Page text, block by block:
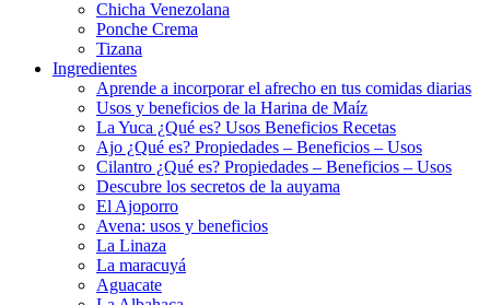
Chicha Venezolana
Ponche Crema
Tizana
Ingredientes
Aprende a incorporar el afrecho en tus comidas diarias
Usos y beneficios de la Harina de Maíz
La Yuca ¿Qué es? Usos Beneficios Recetas
Ajo ¿Qué es? Propiedades – Beneficios – Usos
Cilantro ¿Qué es? Propiedades – Beneficios – Usos
Descubre los secretos de la auyama
El Ajoporro
Avena: usos y beneficios
La Linaza
La maracuyá
Aguacate